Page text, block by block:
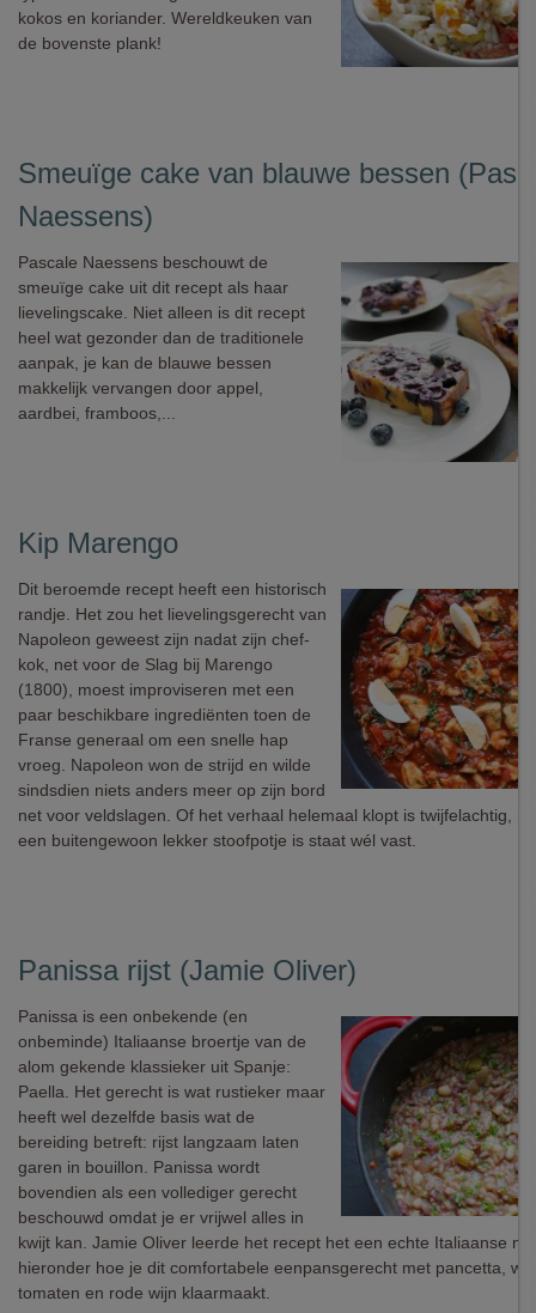
kokos en koriander. Wereldkeuken van
de bovenste plank!
Smeuïge cake van blauwe bessen
Naessens)
Pascale Naessens beschouwt de
smeuïge cake uit dit recept als haar
lievelingscake. Niet alleen is dit recept
heel wat gezonder dan de traditionele
aanpak, je kan de blauwe bessen
makkelijk vervangen door appel,
aardbei, framboos,...
Kip Marengo
Dit beroemde recept heeft een historisch
randje. Het zou het lievelingsgerecht van
Napoleon geweest zijn nadat zijn chef-
kok, net voor de Slag bij Marengo
(1800), moest improviseren met een
paar beschikbare ingrediënten toen de
Franse generaal om een snelle hap
vroeg. Napoleon won de strijd en wilde
sindsdien niets anders meer op zijn bord
net voor veldslagen. Of het verhaal helemaal klopt is twijfelachtig,
een buitengewoon lekker stoofpotje is staat wél vast.
Panissa rijst (Jamie Oliver)
Panissa is een onbekende (en
onbeminde) Italiaanse broertje van de
alom gekende klassieker uit Spanje:
Paella. Het gerecht is wat rustieker maar
heeft wel dezelfde basis wat de
bereiding betreft: rijst langzaam laten
garen in bouillon. Panissa wordt
bovendien als een vollediger gerecht
beschouwd omdat je er vrijwel alles in
kwijt kan. Jamie Oliver leerde het recept het een echte Italiaanse
hieronder hoe je dit comfortabele eenpansgerecht met pancetta,
tomaten en rode wijn klaarmaakt.